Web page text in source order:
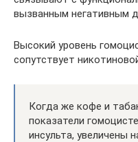
вызванным негативным
Высокий уровень
сопутствует
Когда же кофе и
показатели
инсульта, увеличены